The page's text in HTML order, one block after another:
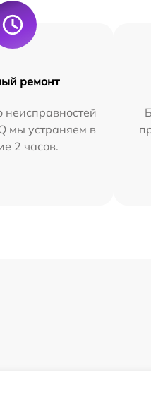
ремонт
неисправностей
мы устраняем в
2 часов.